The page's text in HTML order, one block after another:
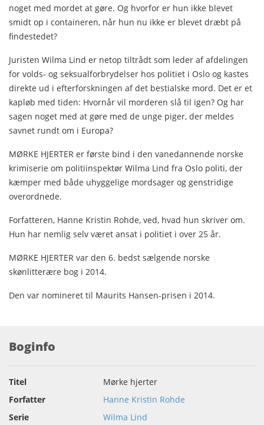
noget med mordet at gøre. Og hvorfor er hun ikke blevet
smidt op i containeren, når hun nu ikke er blevet dræbt på
findestedet?
Juristen Wilma Lind er netop tiltrådt som leder af afdelingen
for volds- og seksualforbrydelser hos politiet i Oslo og kastes
direkte ud i efterforskningen af det bestialske mord. Det er et
kapløb med tiden: Hvornår vil morderen slå til igen? Og har
sagen noget med at gøre med de unge piger, der meldes
savnet rundt om i Europa?
MØRKE HJERTER er første bind i den vanedannende norske
krimiserie om politiinspektør Wilma Lind fra Oslo politi, der
kæmper med både uhyggelige mordsager og genstridige
overordnede.
Forfatteren, Hanne Kristin Rohde, ved, hvad hun skriver om.
Hun har nemlig selv været ansat i politiet i over 25 år.
MØRKE HJERTER var den 6. bedst sælgende norske
skønlitterære bog i 2014.
Den var nomineret til Maurits Hansen-prisen i 2014.
Boginfo
Titel
Mørke hjerter
Forfatter
Hanne Kristin Rohde
Serie
Wilma Lind